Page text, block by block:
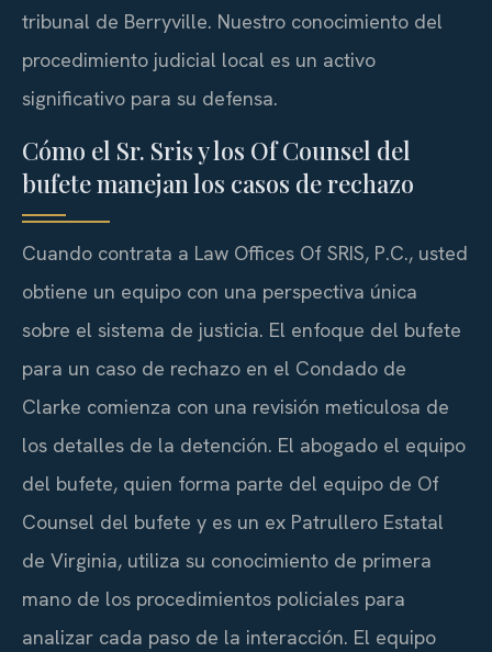
tribunal de Berryville. Nuestro conocimiento del
procedimiento judicial local es un activo
significativo para su defensa.
Cómo el Sr. Sris y los Of Counsel del
bufete manejan los casos de rechazo
Cuando contrata a Law Offices Of SRIS, P.C., usted
obtiene un equipo con una perspectiva única
sobre el sistema de justicia. El enfoque del bufete
para un caso de rechazo en el Condado de
Clarke comienza con una revisión meticulosa de
los detalles de la detención. El abogado el equipo
del bufete, quien forma parte del equipo de Of
Counsel del bufete y es un ex Patrullero Estatal
de Virginia, utiliza su conocimiento de primera
mano de los procedimientos policiales para
analizar cada paso de la interacción. El equipo